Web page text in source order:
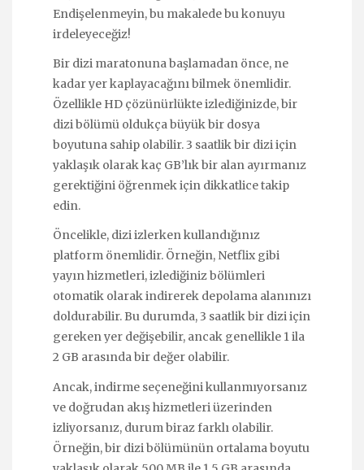
Endişelenmeyin, bu makalede bu konuyu
irdeleyeceğiz!
Bir dizi maratonuna başlamadan önce, ne
kadar yer kaplayacağını bilmek önemlidir.
Özellikle HD çözünürlükte izlediğinizde, bir
dizi bölümü oldukça büyük bir dosya
boyutuna sahip olabilir. 3 saatlik bir dizi için
yaklaşık olarak kaç GB’lık bir alan ayırmanız
gerektiğini öğrenmek için dikkatlice takip
edin.
Öncelikle, dizi izlerken kullandığınız
platform önemlidir. Örneğin, Netflix gibi
yayın hizmetleri, izlediğiniz bölümleri
otomatik olarak indirerek depolama alanınızı
doldurabilir. Bu durumda, 3 saatlik bir dizi için
gereken yer değişebilir, ancak genellikle 1 ila
2 GB arasında bir değer olabilir.
Ancak, indirme seçeneğini kullanmıyorsanız
ve doğrudan akış hizmetleri üzerinden
izliyorsanız, durum biraz farklı olabilir.
Örneğin, bir dizi bölümünün ortalama boyutu